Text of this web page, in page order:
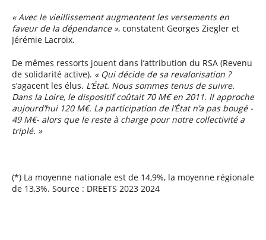
« Avec le vieillissement augmentent les versements en
faveur de la dépendance », constatent Georges Ziegler et
Jérémie Lacroix.
De mêmes ressorts jouent dans l’attribution du RSA (Revenu
de solidarité active). « Qui décide de sa revalorisation ?
s’agacent les élus. L’État. Nous sommes tenus de suivre.
Dans la Loire, le dispositif coûtait 70 M€ en 2011. Il approche
aujourd’hui 120 M€. La participation de l’État n’a pas bougé -
49 M€- alors que le reste à charge pour notre collectivité a
triplé. »
(*) La moyenne nationale est de 14,9%, la moyenne régionale
de 13,3%. Source : DREETS 2023 2024